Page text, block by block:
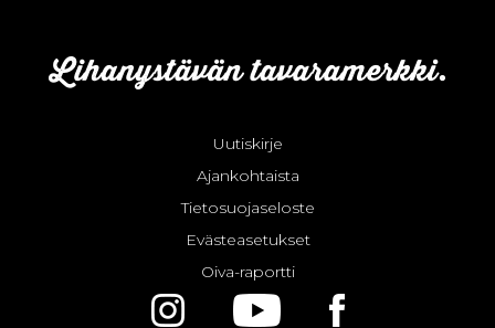
Uutiskirje
Ajankohtaista
Tietosuojaseloste
Evästeasetukset
Oiva-raportti